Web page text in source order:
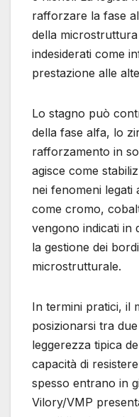
rafforzare la fase
della
indesiderati come
prestazione alle
Lo stagno può
della fase alfa, lo
rafforzamento in
agisce come
nei fenomeni legati
come cromo,
vengono indicati in
la gestione dei
microstrutturale.
In termini pratici, il
posizionarsi tra
leggerezza tipica
capacità di
spesso entrano in
Vilory/VMP